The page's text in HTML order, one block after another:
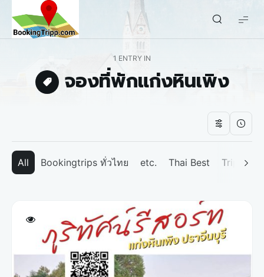
bookingtripp.com
1 ENTRY IN
จองที่พักแก่งหินเพิง
All Bookingtrips ทั่วไทย etc. Thai Best Tripp